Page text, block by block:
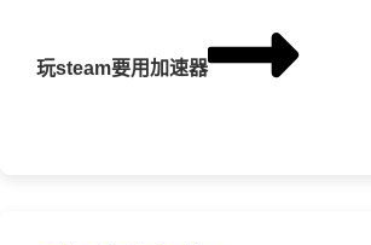
玩steam要用加速器